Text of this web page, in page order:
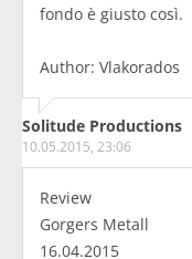
fondo è giusto così.
Author: Vlakorados
Solitude Productions
10.05.2015, 23:06
Review
Gorgers Metall
16.04.2015